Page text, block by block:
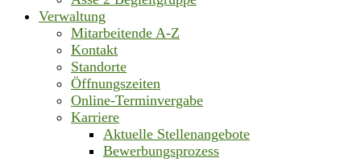
Verwaltung
Mitarbeitende A-Z
Kontakt
Standorte
Öffnungszeiten
Online-Terminvergabe
Karriere
Aktuelle Stellenangebote
Bewerbungsprozess